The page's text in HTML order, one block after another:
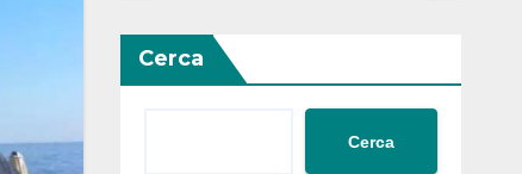
Cerca
Cerca